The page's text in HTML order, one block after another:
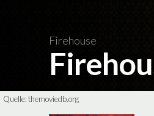
Firehouse
Quelle:themoviedb.org